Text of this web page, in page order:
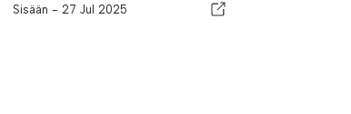
Sisään - 27 Jul 2025